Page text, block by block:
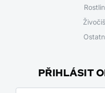
PŘIHLÁSIT